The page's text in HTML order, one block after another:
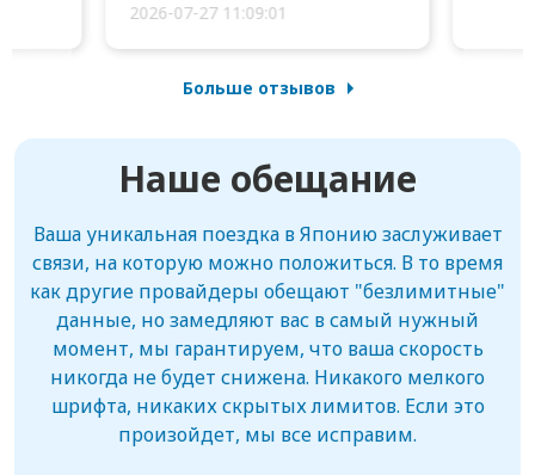
2026-07-27 11:09:01
Больше отзывов
Наше обещание
Ваша уникальная поездка в Японию заслуживает
связи, на которую можно положиться. В то время
как другие провайдеры обещают "безлимитные"
данные, но замедляют вас в самый нужный
момент, мы гарантируем, что ваша скорость
никогда не будет снижена. Никакого мелкого
шрифта, никаких скрытых лимитов. Если это
произойдет, мы все исправим.